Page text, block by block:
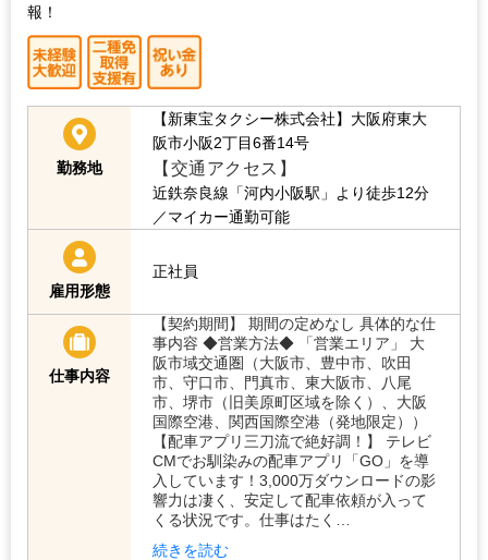
報！
勤務地
【新東宝タクシー株式会社】大阪府東大
阪市小阪2丁目6番14号
【交通アクセス】
近鉄奈良線「河内小阪駅」より徒歩12分
／マイカー通勤可能
雇用形態
正社員
仕事内容
【契約期間】 期間の定めなし 具体的な仕
事内容 ◆営業方法◆ 「営業エリア」 大
阪市域交通圏（大阪市、豊中市、吹田
市、守口市、門真市、東大阪市、八尾
市、堺市（旧美原町区域を除く）、大阪
国際空港、関西国際空港（発地限定））
【配車アプリ三刀流で絶好調！】 テレビ
CMでお馴染みの配車アプリ「GO」を導
入しています！3,000万ダウンロードの影
響力は凄く、安定して配車依頼が入って
くる状況です。仕事はたく…
続きを読む